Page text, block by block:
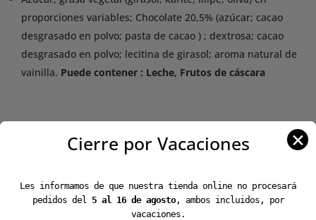
proporciones variables; Chocolate 20,5% (azúcar; cacao
desgrasado en polvo; pasta de cacao ) ; dextrosa; cacao
desgrasado en polvo; lecitina de girasol; aroma natural de
vainilla. Puede contener : Leche, Frutos de cáscara
Productos relacionados
Cierre por Vacaciones ✕
Les informamos de que nuestra tienda online no procesará
pedidos del 5 al 16 de agosto, ambos incluidos, por
vacaciones.